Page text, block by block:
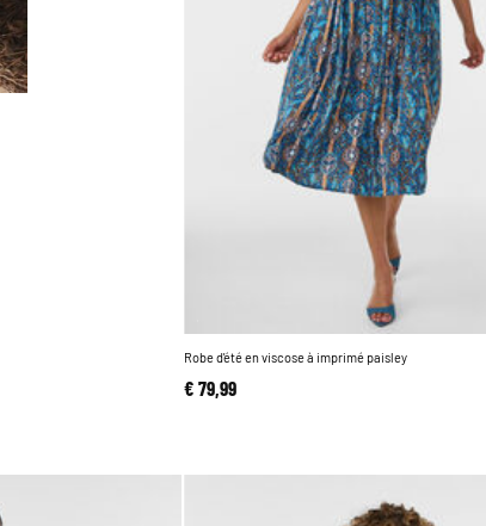
Robe d'été en viscose à imprimé paisley
€ 79,99